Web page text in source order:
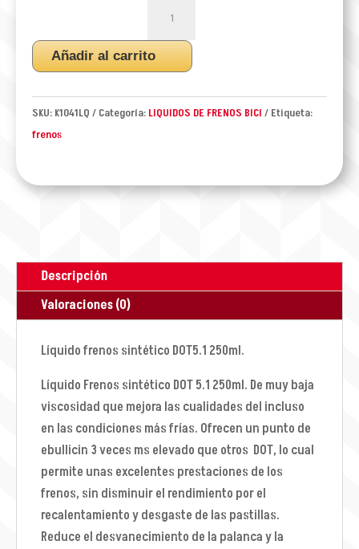
FRENOS
SINTÉTICO
DOT-
5.1
250ML
Añadir al carrito
SKU: K1041LQ Categoría: LIQUIDOS DE FRENOS BICI
Etiqueta:
frenos
Descripción
Valoraciones (0)
Líquido frenos sintético DOT5.1 250ml.
Líquido Frenos sintético DOT 5.1 250ml. De muy baja
viscosidad que mejora las cualidades del incluso
en las condiciones más frías. Ofrecen un punto de
ebullicin 3 veces ms elevado que otros DOT, lo cual
permite unas excelentes prestaciones de los
frenos, sin disminuir el rendimiento por el
recalentamiento y desgaste de las pastillas.
Reduce el desvanecimiento de la palanca y la